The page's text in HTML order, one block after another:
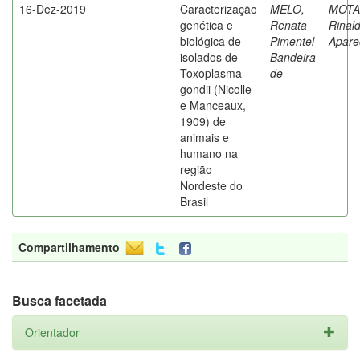
16-Dez-2019
Caracterização
genética e
biológica de
isolados de
Toxoplasma
gondii (Nicolle
e Manceaux,
1909) de
animais e
humano na
região
Nordeste do
Brasil
MELO,
Renata
Pimentel
Bandeira
de
Compartilhamento
Busca facetada
Orientador